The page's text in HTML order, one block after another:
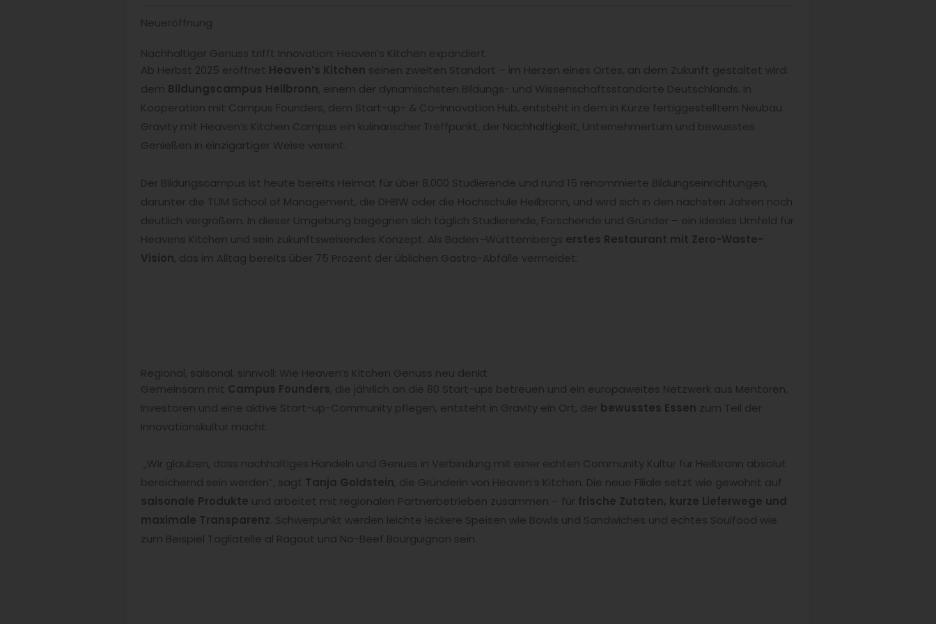
Neueröffnung
Nachhaltiger Genuss trifft Innovation: Heaven’s Kitchen expandiert
Ab Herbst 2025 eröffnet Heaven’s Kitchen seinen zweiten Standort – im Herzen eines Ortes, an dem Zukunft gestaltet wird:
dem Bildungscampus Heilbronn, einem der dynamischsten Bildungs- und Wissenschaftsstandorte Deutschlands. In
Kooperation mit Campus Founders, dem Start-up- & Co-Innovation Hub, entsteht in dem in Kürze fertiggestelltem Neubau
Gravity mit Heaven’s Kitchen Campus ein kulinarischer Treffpunkt, der Nachhaltigkeit, Unternehmertum und bewusstes
Genießen in einzigartiger Weise vereint.
Der Bildungscampus ist heute bereits Heimat für über 8.000 Studierende und rund 15 renommierte Bildungseinrichtungen,
darunter die TUM School of Management, die DHBW oder die Hochschule Heilbronn, und wird sich in den nächsten Jahren noch
deutlich vergrößern. In dieser Umgebung begegnen sich täglich Studierende, Forschende und Gründer – ein ideales Umfeld für
Heavens Kitchen und sein zukunftsweisendes Konzept. Als Baden–Württembergs erstes Restaurant mit Zero-Waste-
Vision, das im Alltag bereits über 75 Prozent der üblichen Gastro-Abfälle vermeidet.
Regional, saisonal, sinnvoll: Wie Heaven’s Kitchen Genuss neu denkt
Gemeinsam mit Campus Founders, die jährlich an die 80 Start-ups betreuen und ein europaweites Netzwerk aus Mentoren,
Investoren und eine aktive Start-up-Community pflegen, entsteht in Gravity ein Ort, der bewusstes Essen zum Teil der
Innovationskultur macht.
„Wir glauben, dass nachhaltiges Handeln und Genuss in Verbindung mit einer echten Community Kultur für Heilbronn absolut
bereichernd sein werden“, sagt Tanja Goldstein, die Gründerin von Heaven’s Kitchen. Die neue Filiale setzt wie gewohnt auf
saisonale Produkte und arbeitet mit regionalen Partnerbetrieben zusammen – für frische Zutaten, kurze Lieferwege und
maximale Transparenz . Schwerpunkt werden leichte leckere Speisen wie Bowls und Sandwiches und echtes Soulfood wie
zum Beispiel Tagliatelle al Ragout und No-Beef Bourguignon sein.